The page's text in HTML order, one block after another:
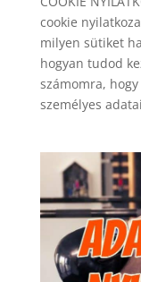
cookie
milyen sütiket
hogyan tudod
számomra,
személyes